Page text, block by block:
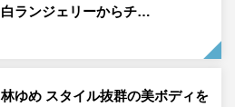
白ランジェリーからチ…
林ゆめ スタイル抜群の美ボディを